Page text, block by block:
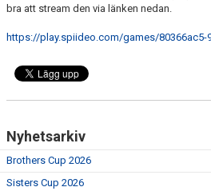
bra att stream den via länken nedan.
https://play.spiideo.com/games/80366ac5-
Nyhetsarkiv
Brothers Cup 2026
Sisters Cup 2026